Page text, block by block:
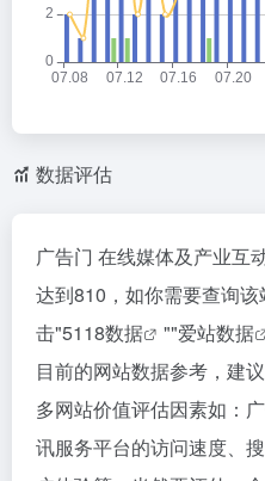
数据评估
广告门 在线媒体及产业互
达到810，如你需要查询
击"5118数据 ""爱站数据
目前的网站数据参考，建
多网站价值评估因素如：
讯服务平台的访问速度、